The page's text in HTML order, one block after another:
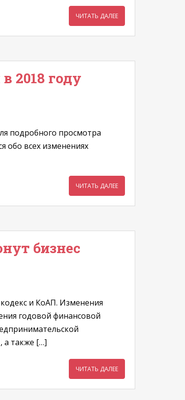
ЧИТАТЬ ДАЛЕЕ
2018 году
подробного просмотра
обо всех изменениях
ЧИТАТЬ ДАЛЕЕ
бизнес
и КоАП. Изменения
годовой финансовой
а также […]
ЧИТАТЬ ДАЛЕЕ